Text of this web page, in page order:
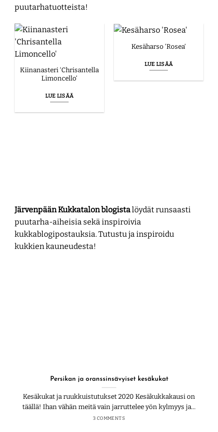
puutarhatuotteista!
Kiinanasteri ‘Chrisantella
Limoncello’
LUE LISÄÄ
Kesäharso ‘Rosea’
LUE LISÄÄ
Järvenpään Kukkatalon blogistalöydät runsaasti
puutarha-aiheisia sekä inspiroivia
kukkablogipostauksia. Tutustu ja inspiroidu
kukkien kauneudesta!
Persikan ja oranssinsävyiset kesäkukat
Kesäkukat ja ruukkuistutukset 2020 Kesäkukkakausi on
täällä! Ihan vähän meitä vain jarruttelee yön kylmyys ja...
3 COMMENTS